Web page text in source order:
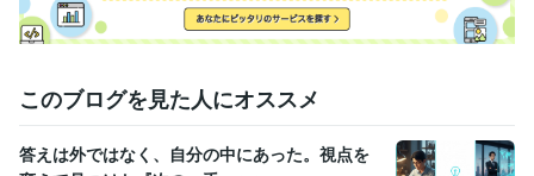
経験職種
ライフスタイル・その他 / カウンセラー・コーチ 経験年数 : 10年
このブログを見た人にオススメ
答えは外ではなく、自分の中にあった。視点を